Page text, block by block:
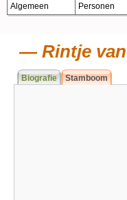
Algemeen Personen
Rintje
Biografie Stamboom